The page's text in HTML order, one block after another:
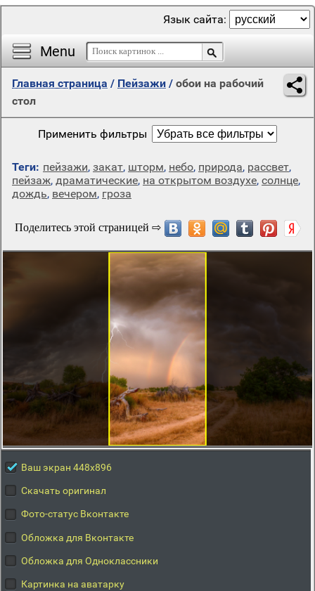
Menu
Язык сайта:
Главная страница / Пейзажи / обои на рабочий
стол
Применить фильтры
Теги: пейзажи, закат, шторм, небо, природа, рассвет,
пейзаж, драматические, на открытом воздухе, солнце,
дождь, вечером, гроза
Ваш экран 448x896
Скачать оригинал
Фото-статус Вконтакте
Обложка для Вконтакте
Обложка для Одноклассники
Картинка на аватарку